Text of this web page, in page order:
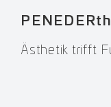
Ästhetik trifft